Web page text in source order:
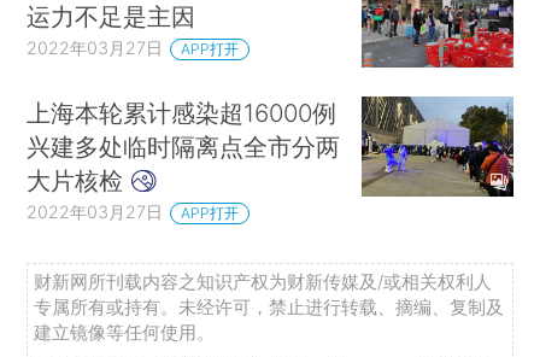
运力不足是主因
2022年03月27日 APP打开
上海本轮累计感染超16000例
兴建多处临时隔离点全市分两
大片核检
2022年03月27日 APP打开
财新网所刊载内容之知识产权为财新传媒及/或相关权利人
专属所有或持有。未经许可，禁止进行转载、摘编、复制及
建立镜像等任何使用。